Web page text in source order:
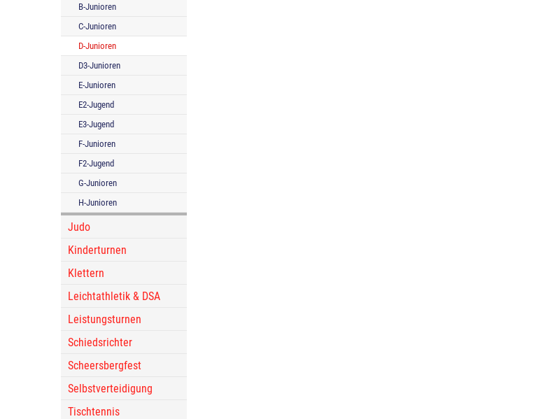
B-Junioren
C-Junioren
D-Junioren
D3-Junioren
E-Junioren
E2-Jugend
E3-Jugend
F-Junioren
F2-Jugend
G-Junioren
H-Junioren
Judo
Kinderturnen
Klettern
Leichtathletik & DSA
Leistungsturnen
Schiedsrichter
Scheersbergfest
Selbstverteidigung
Tischtennis